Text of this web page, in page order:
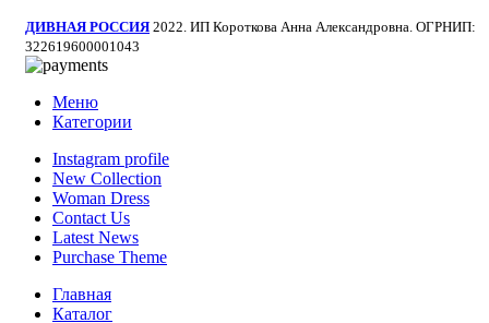
ДИВНАЯ РОССИЯ 2022. ИП Короткова Анна Александровна. ОГРНИП:
322619600001043
Меню
Категории
Instagram profile
New Collection
Woman Dress
Contact Us
Latest News
Purchase Theme
Главная
Каталог